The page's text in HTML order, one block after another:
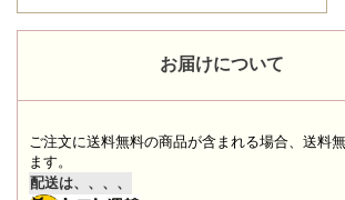
お届けについて
ご注文に送料無料の商品が含まれる場合、送料
ます。
配送は、、、、